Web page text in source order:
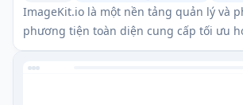
AI Image Recognition
ImageKit.io là một nền tảng quản lý và
phương tiện toàn diện cung cấp tối ưu
video theo thời gian thực, API xử lý và
Tài sản Kỹ thuật số (DAM) để cung cấp